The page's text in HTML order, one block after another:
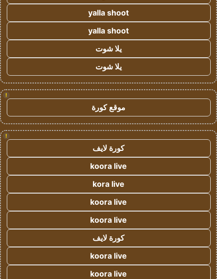
yalla shoot
yalla shoot
يلا شوت
يلا شوت
!
موقع كورة
!
كورة لايف
koora live
kora live
koora live
koora live
كورة لايف
koora live
koora live